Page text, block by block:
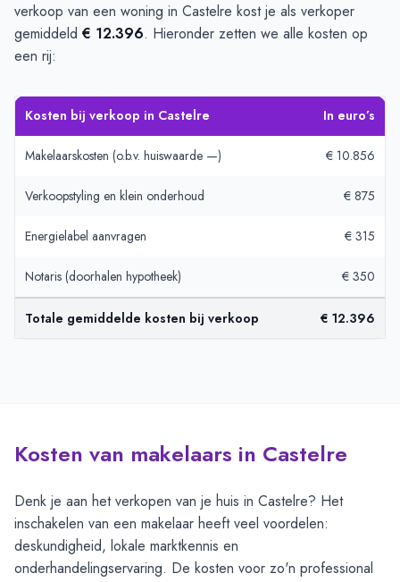
verkoop van een woning in Castelre kost je als verkoper
gemiddeld € 12.396. Hieronder zetten we alle kosten op
een rij:
Kosten bij verkoop in Castelre In euro’s
Makelaarskosten (o.b.v. huiswaarde —) € 10.856
Verkoopstyling en klein onderhoud € 875
Energielabel aanvragen € 315
Notaris (doorhalen hypotheek) € 350
Totale gemiddelde kosten bij verkoop € 12.396
Kosten van makelaars in Castelre
Denk je aan het verkopen van je huis in Castelre? Het
inschakelen van een makelaar heeft veel voordelen:
deskundigheid, lokale marktkennis en
onderhandelingservaring. De kosten voor zo'n professional